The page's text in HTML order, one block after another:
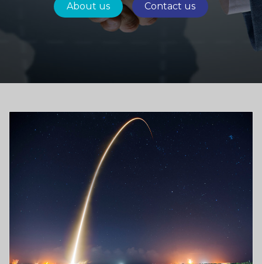
About us Contact us